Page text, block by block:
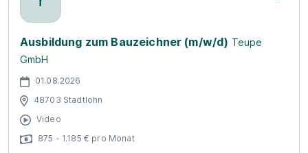
Ausbildung zum Bauzeichner (m/w/d) Teupe
GmbH
01.08.2026
48703 Stadtlohn
Video
875 - 1.185 € pro Monat